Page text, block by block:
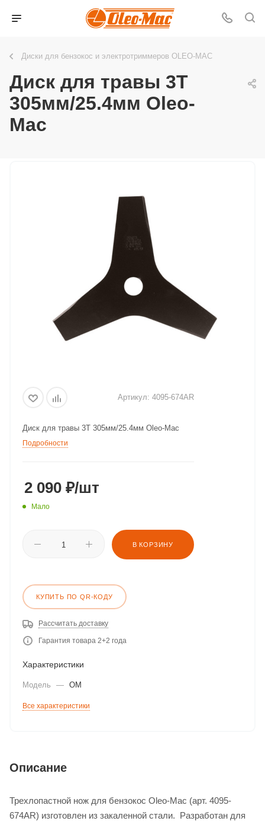
Диски для бензокос и электротриммеров OLEO-MAC
Диск для травы 3T
305мм/25.4мм Oleo-
Mac
Артикул: 4095-674AR
Диск для травы 3T 305мм/25.4мм Oleo-Mac
Подробности
2 090 ₽/шт
Мало
В КОРЗИНУ
КУПИТЬ ПО QR-КОДУ
Рассчитать доставку
Гарантия товара 2+2 года
Характеристики
Модель — OM
Все характеристики
Описание
Трехлопастной нож для бензокос Oleo-Mac (арт. 4095-
674AR) изготовлен из закаленной стали. Разработан для